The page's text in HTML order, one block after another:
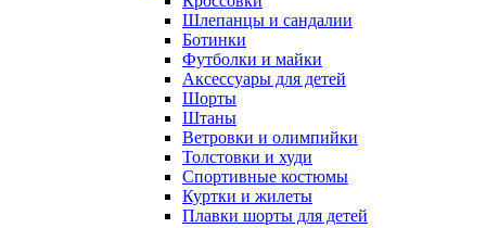
Шлепанцы и сандалии
Ботинки
Футболки и майки
Аксессуары для детей
Шорты
Штаны
Ветровки и олимпийки
Толстовки и худи
Спортивные костюмы
Куртки и жилеты
Плавки шорты для детей